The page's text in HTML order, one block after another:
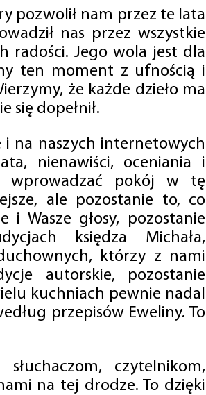
pozwolił nam przez te lata
nas przez wszystkie
radości. Jego wola jest dla
ten moment z ufnością i
że każde dzieło ma
się dopełnił.
i na naszych internetowych
nienawiści, oceniania i
wprowadzać pokój w tę
ale pozostanie to, co
i Wasze głosy, pozostanie
księdza Michała,
którzy z nami
autorskie, pozostanie
kuchniach pewnie nadal
przepisów Eweliny. To
czytelnikom,
na tej drodze. To dzięki